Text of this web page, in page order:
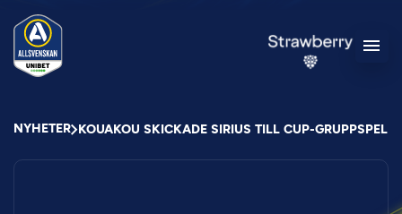
NYHETER KOUAKOU SKICKADE SIRIUS TILL CUP-GRUPPSPEL